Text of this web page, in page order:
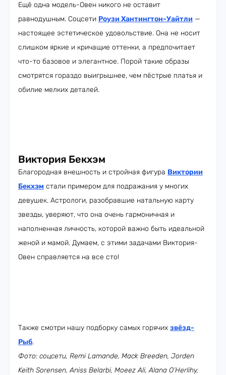
Ещё одна модель-Овен никого не оставит
равнодушным. Соцсети Роузи Хантингтон-Уайтли —
настоящее эстетическое удовольствие. Она не носит
слишком яркие и кричащие оттенки, а предпочитает
что-то базовое и элегантное. Порой такие образы
смотрятся гораздо выигрышнее, чем пёстрые платья и
обилие мелких деталей.
Виктория Бекхэм
Благородная внешность и стройная фигура Виктории
Бекхэм стали примером для подражания у многих
девушек. Астрологи, разобравшие натальную карту
звезды, уверяют, что она очень гармоничная и
наполненная личность, которой важно быть идеальной
женой и мамой. Думаем, с этими задачами Виктория-
Овен справляется на все сто!
Также смотри нашу подборку самых горячих звёзд-
Рыб.
Фото: соцсети, Remi Lamande, Mack Breeden, Jorden
Keith Sorensen, Aniss Belarbi, Moeez Ali, Alana O’Herlihy,